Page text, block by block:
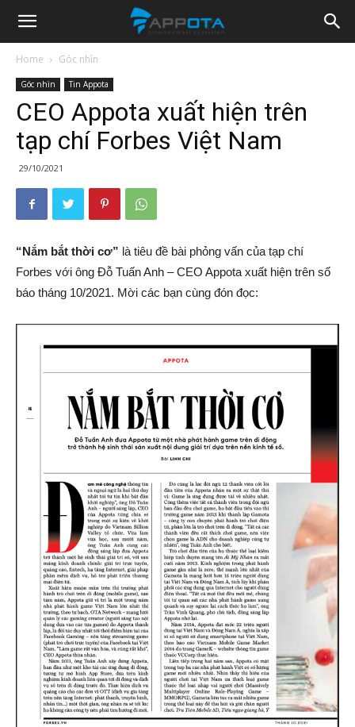
Appota
News
Home Góc nhìn
Góc nhìn Tin Appota
CEO Appota xuất hiện trên
tạp chí Forbes Việt Nam
29/10/2021
“Nắm bắt thời cơ” là tiêu đề bài phỏng vấn của tạp chí
Forbes với ông Đỗ Tuấn Anh – CEO Appota xuất hiện trên số
báo tháng 10/2021. Mời các bạn cùng đón đọc: